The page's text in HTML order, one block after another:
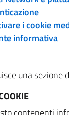
i cookie
informativa
una
contenenti